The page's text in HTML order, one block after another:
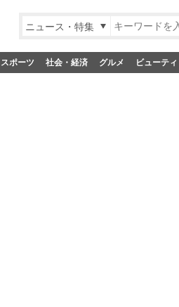
ニュース・特集
スポーツ 社会・経済 グルメ ビューティ